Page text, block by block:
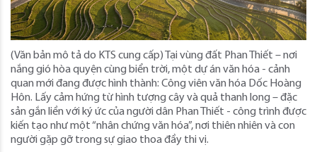
(Văn bản mô tả do KTS cung cấp) Tại vùng đất Phan Thiết – nơi
nắng gió hòa quyện cùng biển trời, một dự án văn hóa - cảnh
quan mới đang được hình thành: Công viên văn hóa Dốc Hoàng
Hôn. Lấy cảm hứng từ hình tượng cây và quả thanh long – đặc
sản gắn liền với ký ức của người dân Phan Thiết - công trình được
kiến tạo như một “nhân chứng văn hóa”, nơi thiên nhiên và con
người gặp gỡ trong sự giao thoa đầy thi vị.